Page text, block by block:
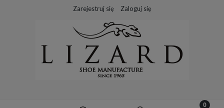
Zarejestruj się Zaloguj się